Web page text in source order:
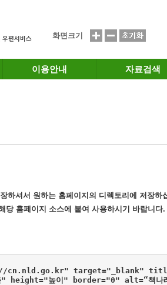
화면크기
이용안내 자료검색
하셔서 원하는 홈페이지의 디렉토리에 저장하
당 홈페이지 소스에 붙여 사용하시기 바랍니다.
target="_blank"
높이" border="0" alt=“책나래